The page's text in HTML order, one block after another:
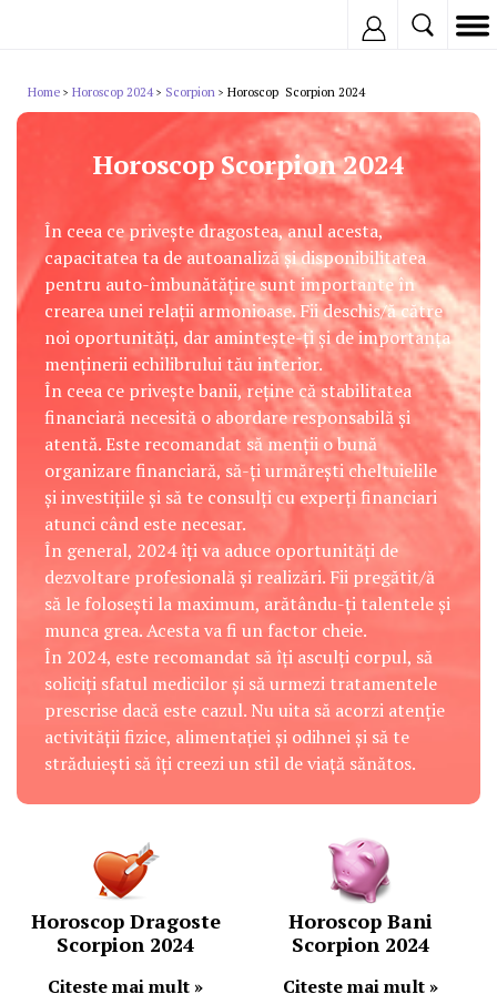
Home > Horoscop 2024 > Scorpion > Horoscop Scorpion 2024
Horoscop Scorpion 2024
În ceea ce privește dragostea, anul acesta,
capacitatea ta de autoanaliză și disponibilitatea
pentru auto-îmbunătățire sunt importante în
crearea unei relații armonioase. Fii deschis/ă către
noi oportunități, dar amintește-ți și de importanța
menținerii echilibrului tău interior.
În ceea ce privește banii, reține că stabilitatea
financiară necesită o abordare responsabilă și
atentă. Este recomandat să menții o bună
organizare financiară, să-ți urmărești cheltuielile
și investițiile și să te consulți cu experți financiari
atunci când este necesar.
În general, 2024 îți va aduce oportunități de
dezvoltare profesională și realizări. Fii pregătit/ă
să le folosești la maximum, arătându-ți talentele și
munca grea. Acesta va fi un factor cheie.
În 2024, este recomandat să îți asculți corpul, să
soliciți sfatul medicilor și să urmezi tratamentele
prescrise dacă este cazul. Nu uita să acorzi atenție
activității fizice, alimentației și odihnei și să te
străduiești să îți creezi un stil de viață sănătos.
Horoscop Dragoste
Scorpion 2024
Citeste mai mult »
Horoscop Bani
Scorpion 2024
Citeste mai mult »